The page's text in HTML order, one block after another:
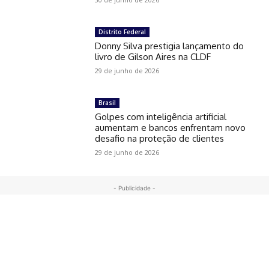
Distrito Federal
Donny Silva prestigia lançamento do
livro de Gilson Aires na CLDF
29 de junho de 2026
Brasil
Golpes com inteligência artificial
aumentam e bancos enfrentam novo
desafio na proteção de clientes
29 de junho de 2026
- Publicidade -